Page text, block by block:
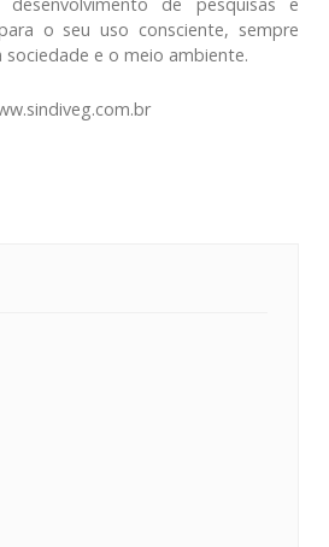
o seu uso consciente, sempre
sociedade e o meio ambiente.